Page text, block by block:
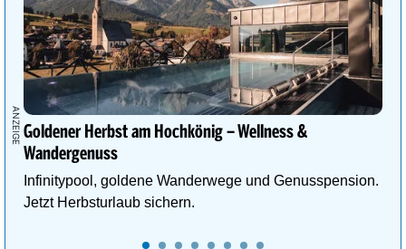
Goldener Herbst am Hochkönig – Wellness &
Wandergenuss
Infinitypool, goldene Wanderwege und Genusspension.
Jetzt Herbsturlaub sichern.